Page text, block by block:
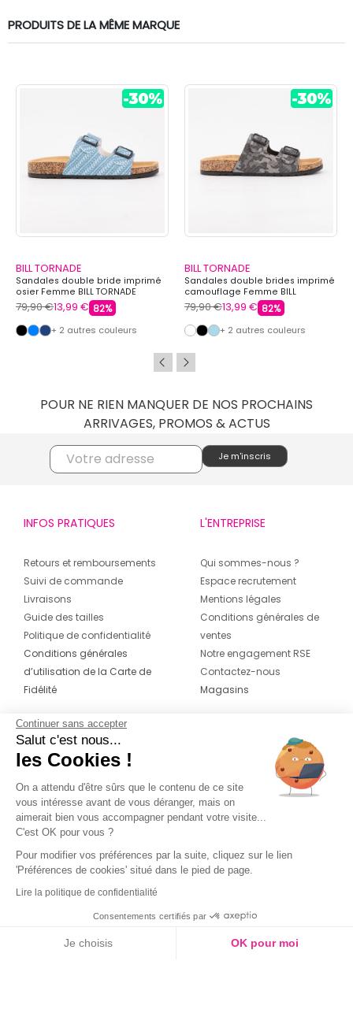
PRODUITS DE LA MÊME MARQUE
BILL TORNADE
Sandales double bride imprimé
osier Femme BILL TORNADE
79,90 €13,99 € 82%
+ 2 autres couleurs
BILL TORNADE
Sandales double brides imprimé
camouflage Femme BILL
TORNADE
79,90 €13,99 € 82%
+ 2 autres couleurs
POUR NE RIEN MANQUER DE NOS PROCHAINS
ARRIVAGES, PROMOS & ACTUS
INFOS PRATIQUES
Retours et remboursements
Suivi de commande
Livraisons
Guide des tailles
Politique de confidentialité
Conditions générales
d’utilisation de la Carte de
Fidélité
L'ENTREPRISE
Qui sommes-nous ?
Espace recrutement
Mentions légales
Conditions générales de
ventes
Notre engagement RSE
Contactez-nous
Magasins
CONTACT
04 42 20 78 42
Du lundi au jeudi de 8h30 à 16h30 & le
vendredi de 8h30 à 15h30
Continuer sans accepter
Salut c'est nous...
les Cookies !
On a attendu d'être sûrs que le contenu de ce site
vous intéresse avant de vous déranger, mais on
aimerait bien vous accompagner pendant votre visite...
C'est OK pour vous ?
Pour modifier vos préférences par la suite, cliquez sur le lien
'Préférences de cookies' situé dans le pied de page.
Lire la politique de confidentialité
Consentements certifiés par
Je choisis OK pour moi